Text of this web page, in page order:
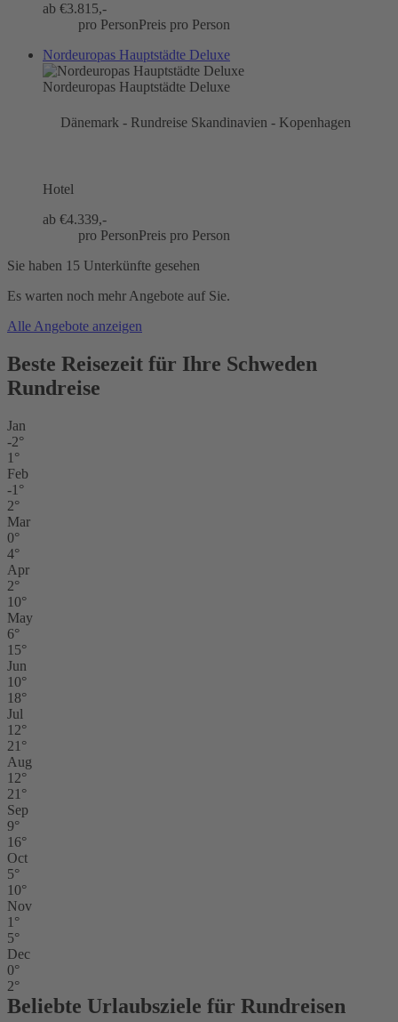
ab €3.815,-
pro PersonPreis pro Person
Nordeuropas Hauptstädte Deluxe
Nordeuropas Hauptstädte Deluxe
Dänemark - Rundreise Skandinavien - Kopenhagen
Hotel
ab €4.339,-
pro PersonPreis pro Person
Sie haben 15 Unterkünfte gesehen
Es warten noch mehr Angebote auf Sie.
Alle Angebote anzeigen
Beste Reisezeit für Ihre Schweden
Rundreise
Jan
-2°
1°
Feb
-1°
2°
Mar
0°
4°
Apr
2°
10°
May
6°
15°
Jun
10°
18°
Jul
12°
21°
Aug
12°
21°
Sep
9°
16°
Oct
5°
10°
Nov
1°
5°
Dec
0°
2°
Beliebte Urlaubsziele für Rundreisen